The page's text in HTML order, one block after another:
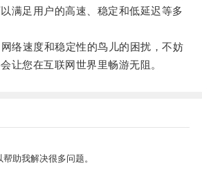
满足用户的高速、稳定和低延迟等多
速度和稳定性的鸟儿的困扰，不妨
让您在互联网世界里畅游无阻。
助我解决很多问题。